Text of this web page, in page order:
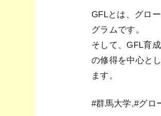
GFLとは、グロ
グラムです。
そして、GFL育
の修得を中心と
ます。
#群馬大学,#グロ